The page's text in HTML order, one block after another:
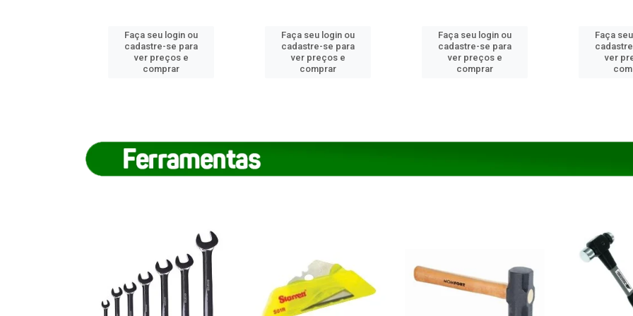
Faça seu login ou
cadastre-se para
ver preços e
comprar
Faça seu login ou
cadastre-se para
ver preços e
comprar
Faça seu login ou
cadastre-se para
ver preços e
comprar
Faça
ver